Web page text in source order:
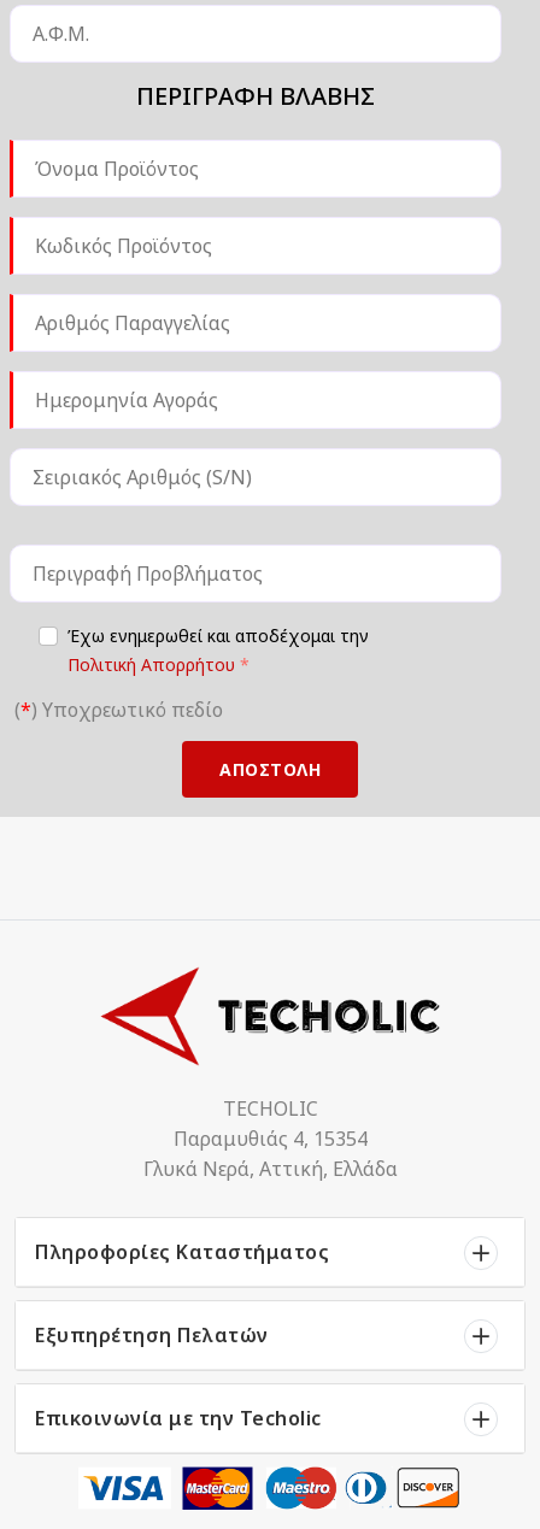
ΠΕΡΙΓΡΑΦΗ ΒΛΑΒΗΣ
Έχω ενημερωθεί και αποδέχομαι την
Πολιτική Απορρήτου
(*) Υποχρεωτικό πεδίο
ΑΠΟΣΤΟΛΗ
TECHOLIC
Παραμυθιάς 4, 15354
Γλυκά Νερά, Αττική, Ελλάδα
Πληροφορίες Καταστήματος
Εξυπηρέτηση Πελατών
Επικοινωνία με την Techolic